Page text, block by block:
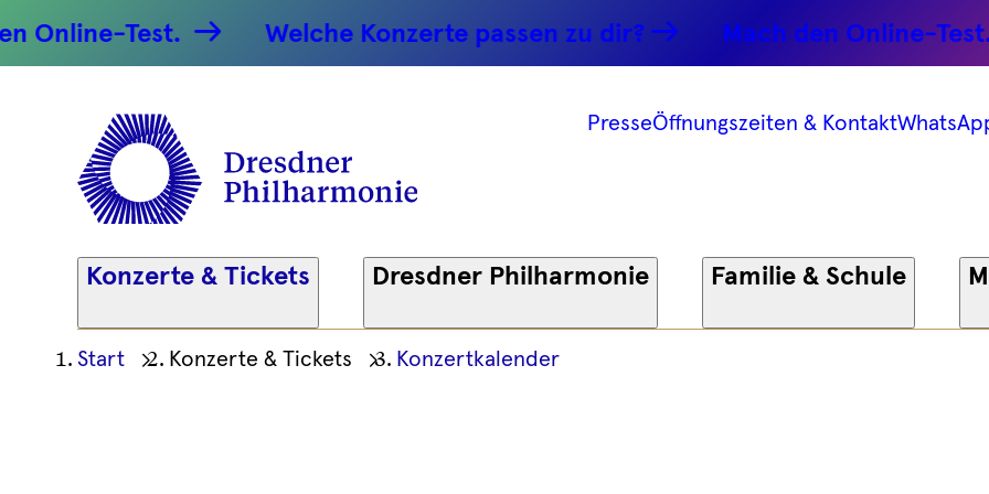
Test. Welche Konzerte passen zu dir? Mach den Online-Test.
PresseÖffnungszeiten & Kontakt
Konzerte & Tickets Dresdner Philharmonie Familie & Schule
Ihre
Start Konzerte & Tickets Konzertkalender
Gershwin -
12.04.2026 -
Dresdner
Philharmonie